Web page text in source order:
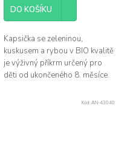
DO KOŠÍKU
Kapsička se zeleninou,
kuskusem a rybou v BIO kvalitě
je výživný příkrm určený pro
děti od ukončeného 8. měsíce.
Kód: AN-43040